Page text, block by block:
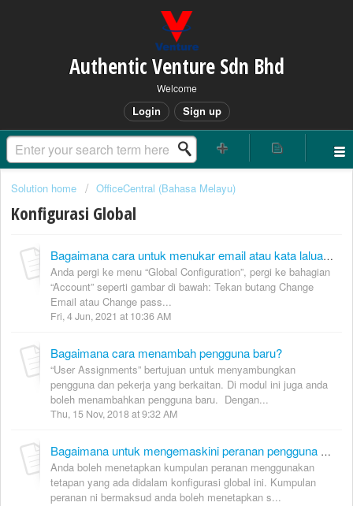
Authentic Venture Sdn Bhd
Welcome
Login Sign up
Solution home OfficeCentral (Bahasa Melayu)
Konfigurasi Global
Bagaimana cara untuk menukar email atau kata laluan?
Anda pergi ke menu “Global Configuration”, pergi ke bahagian
“Account” seperti gambar di bawah: Tekan butang Change
Email atau Change pass...
Fri, 4 Jun, 2021 at 10:36 AM
Bagaimana cara menambah pengguna baru?
“User Assignments” bertujuan untuk menyambungkan
pengguna dan pekerja yang berkaitan. Di modul ini juga anda
boleh menambahkan pengguna baru. Dengan...
Thu, 15 Nov, 2018 at 9:32 AM
Bagaimana untuk mengemaskini peranan pengguna dalam Konfigurasi Global?
Anda boleh menetapkan kumpulan peranan menggunakan
tetapan yang ada didalam konfigurasi global ini. Kumpulan
peranan ni bermaksud anda boleh menetapkan s...